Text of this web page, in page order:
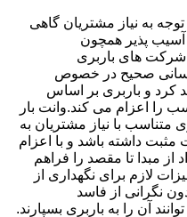
به نیاز مشتریان گاهی
پذیر همچون
شرکت های باربری
رسانی صحیح در خصوص
کرد و باربری بر اساس
را اعزام می کند.وانت بار
متناسب با نیاز مشتریان به
مثبت داشته باشد و با اعزام
از مبدا تا مقصد را فراهم
لازم برای نگهداری از
نگرانی از فاسد
آن را به باربری بسپارند.